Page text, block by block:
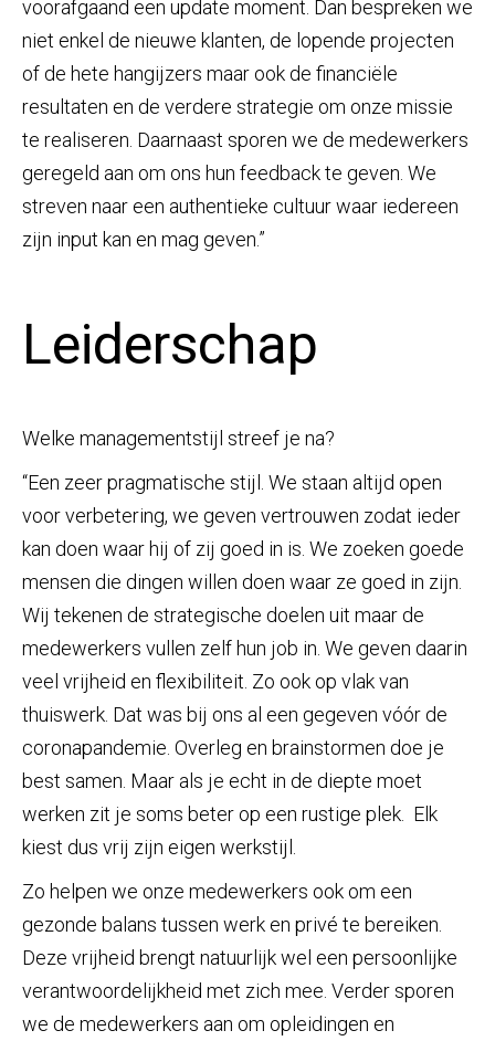
voorafgaand een update moment. Dan bespreken we
niet enkel de nieuwe klanten, de lopende projecten
of de hete hangijzers maar ook de financiële
resultaten en de verdere strategie om onze missie
te realiseren. Daarnaast sporen we de medewerkers
geregeld aan om ons hun feedback te geven. We
streven naar een authentieke cultuur waar iedereen
zijn input kan en mag geven.”
Leiderschap
Welke managementstijl streef je na?
“Een zeer pragmatische stijl. We staan altijd open
voor verbetering, we geven vertrouwen zodat ieder
kan doen waar hij of zij goed in is. We zoeken goede
mensen die dingen willen doen waar ze goed in zijn.
Wij tekenen de strategische doelen uit maar de
medewerkers vullen zelf hun job in. We geven daarin
veel vrijheid en flexibiliteit. Zo ook op vlak van
thuiswerk. Dat was bij ons al een gegeven vóór de
coronapandemie. Overleg en brainstormen doe je
best samen. Maar als je echt in de diepte moet
werken zit je soms beter op een rustige plek. Elk
kiest dus vrij zijn eigen werkstijl.
Zo helpen we onze medewerkers ook om een
gezonde balans tussen werk en privé te bereiken.
Deze vrijheid brengt natuurlijk wel een persoonlijke
verantwoordelijkheid met zich mee. Verder sporen
we de medewerkers aan om opleidingen en